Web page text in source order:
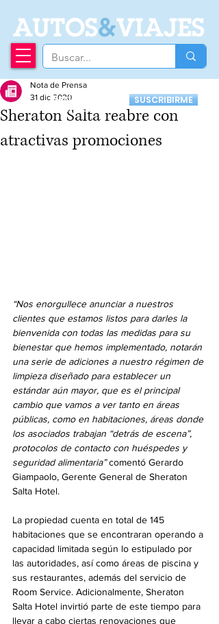
AUTOS&VIAJES
Recibí nuestro
Newsletter
SUSCRIBIRME
Sheraton Salta reabre con
atractivas promociones
Nota de Prensa
31 dic 2020
“Nos enorgullece anunciar a nuestros
clientes que estamos listos para darles la
bienvenida con todas las medidas para su
bienestar que hemos implementado, notarán
una serie de adiciones a nuestro régimen de
limpieza diseñado para establecer un
estándar aún mayor, que es el principal
cambio que vamos a ver tanto en áreas
públicas, como en habitaciones, áreas donde
los asociados trabajan “detrás de escena”,
protocolos de contacto con huéspedes y
seguridad alimentaria” comentó Gerardo
Giampaolo, Gerente General de Sheraton
Salta Hotel.
La propiedad cuenta en total de 145
habitaciones que se encontraran operando a
capacidad limitada según lo estipulado por
las autoridades, así como áreas de piscina y
sus restaurantes, además del servicio de
Room Service. Adicionalmente, Sheraton
Salta Hotel invirtió parte de este tiempo para
llevar a cabo ciertas renovaciones que